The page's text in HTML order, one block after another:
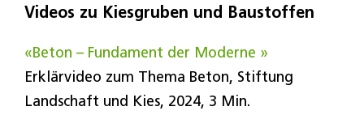
Videos zu Kiesgruben und Baustoffen
«Beton – Fundament der Moderne »
Erklärvideo zum Thema Beton, Stiftung
Landschaft und Kies, 2024, 3 Min.